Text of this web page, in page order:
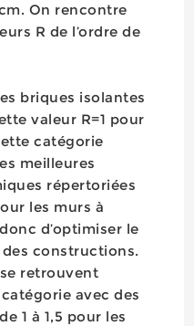
On rencontre
R de l’ordre de
briques isolantes
valeur R=1 pour
catégorie
meilleures
répertoriées
les murs à
d’optimiser le
constructions.
retrouvent
avec des
1 à 1,5 pour les